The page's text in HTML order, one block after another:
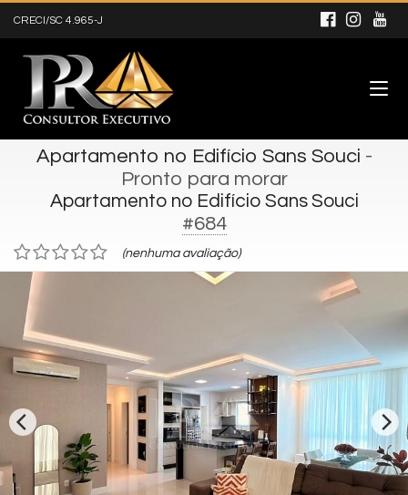
CRECI/SC 4.965-J
Apartamento no Edifício Sans Souci -
Pronto para morar
Apartamento no Edifício Sans Souci
#684
(nenhuma avaliação)